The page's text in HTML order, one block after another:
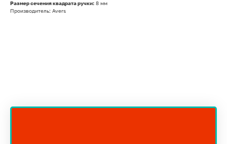
Размер сечения квадрата ручки: 8 мм
Производитель: Avers